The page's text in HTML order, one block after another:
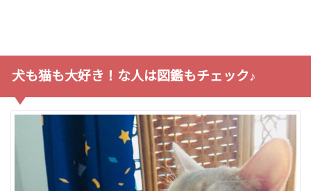
犬も猫も大好き！な人は図鑑もチェック♪